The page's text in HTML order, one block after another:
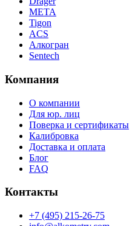
МЕТА
Tigon
ACS
Алкогран
Sentech
Компания
О компании
Для юр. лиц
Поверка и сертификаты
Калибровка
Доставка и оплата
Блог
FAQ
Контакты
+7 (495) 215-26-75